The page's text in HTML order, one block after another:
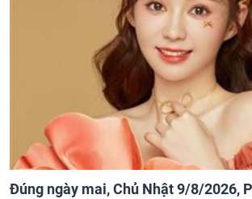
Đúng ngày mai, Chủ Nhật 9/8/2026,